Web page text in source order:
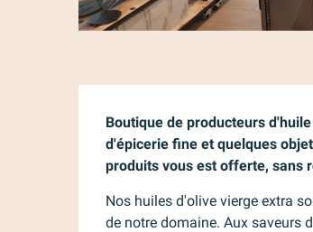
Description
Boutique de producteurs
d'épicerie fine et quelques
produits vous est offerte, sans
Nos huiles d'olive vierge extra
de notre domaine. Aux saveurs